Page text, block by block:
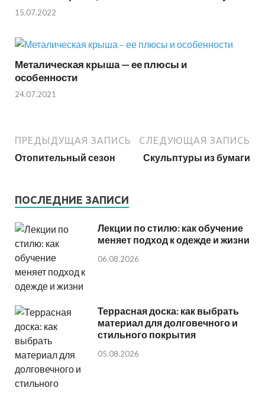
15.07.2022
Металическая крыша — ее плюсы и
особенности
24.07.2021
ПРЕДЫДУЩАЯ ЗАПИСЬ
Отопительный сезон
СЛЕДУЮЩАЯ ЗАПИСЬ
Скульптуры из бумаги
ПОСЛЕДНИЕ ЗАПИСИ
Лекции по стилю: как обучение
меняет подход к одежде и жизни
06.08.2026
Террасная доска: как выбрать
материал для долговечного и
стильного покрытия
05.08.2026